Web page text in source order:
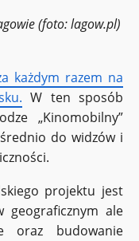
(foto: lagow.pl)
każdym razem na
W ten sposób
„Kinomobilny”
do widzów i
projektu jest
geograficznym ale
oraz budowanie